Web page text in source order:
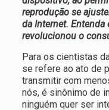
reprodução se
da Internet.
revolucionou o
Para os cientistas
se refere ao ato de
transmitir com
nós, é sinônimo de
ninguém quer ser